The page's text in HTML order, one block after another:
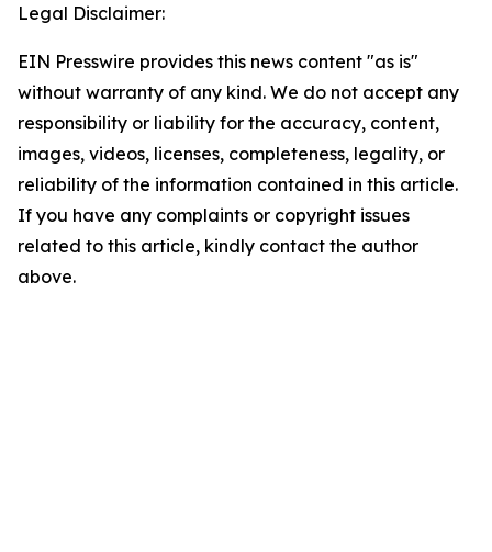
Legal Disclaimer:
EIN Presswire provides this news content "as is"
without warranty of any kind. We do not accept any
responsibility or liability for the accuracy, content,
images, videos, licenses, completeness, legality, or
reliability of the information contained in this article.
If you have any complaints or copyright issues
related to this article, kindly contact the author
above.